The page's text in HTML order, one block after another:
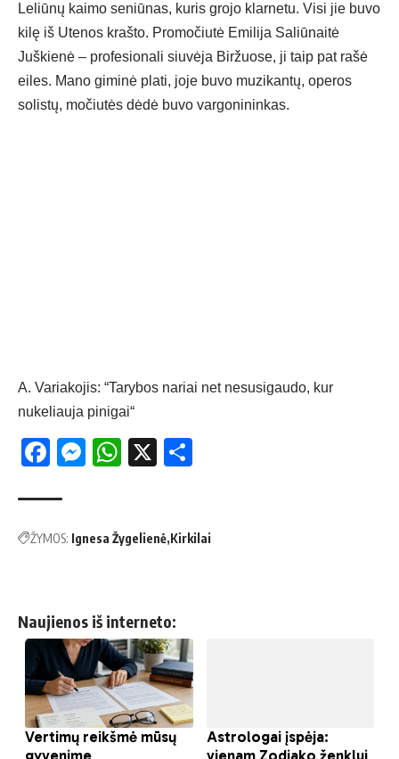
Leliūnų kaimo seniūnas, kuris grojo klarnetu. Visi jie buvo
kilę iš Utenos krašto. Promočiutė Emilija Saliūnaitė
Juškienė – profesionali siuvėja Biržuose, ji taip pat rašė
eiles. Mano giminė plati, joje buvo muzikantų, operos
solistų, močiutės dėdė buvo vargonininkas.
A. Variakojis: “Tarybos nariai net nesusigaudo, kur
nukeliauja pinigai“
Facebook
Messenger
WhatsApp
X
ŽYMOS: Ignesa Žygelienė Kirkilai
Naujienos iš interneto: